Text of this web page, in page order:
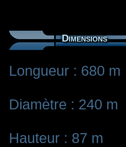
Dimensions
Longueur : 680 m
Diamètre : 240 m
Hauteur : 87 m